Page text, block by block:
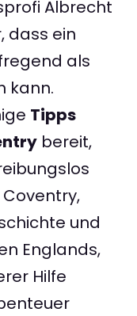
Albrecht
dass ein
als
kann.
Tipps
bereit,
und
Englands,
Hilfe